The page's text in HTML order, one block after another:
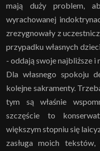
mają duży problem,
wyrachowanej
zrezygnowały z
przypadku własnych
- oddają swoje najbliższe i
Dla własnego spokoju
kolejne sakramenty.
tym są właśnie
szczęście to
większym stopniu się
zasługa moich